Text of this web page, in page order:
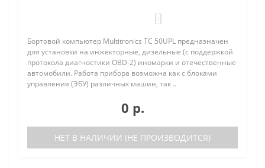
Бортовой компьютер Multitronics TC 50UPL предназначен
для установки на инжекторные, дизельные (с поддержкой
протокола диагностики OBD-2) иномарки и отечественные
автомобили. Работа прибора возможна как с блоками
управления (ЭБУ) различных машин, так ..
0 р.
НЕТ В НАЛИЧИИ (НЕ ПРОИЗВОДИТСЯ)